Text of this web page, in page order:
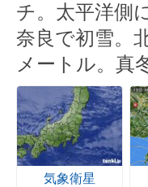
チ。太平洋側
奈良で初雪。
メートル。真
気象衛星